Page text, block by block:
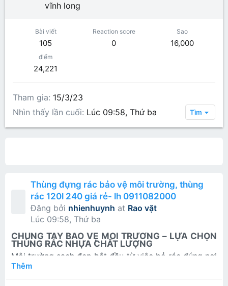
vĩnh long
Bài viết
105
Reaction score
0
Sao
16,000
điểm
24,221
Tham gia 15/3/23
Nhìn thấy lần cuối Lúc 09:58, Thứ ba Tìm
Thùng đựng rác bảo vệ môi trường, thùng
rác 120l 240 giá rẻ- lh 0911082000
Đăng bởi nhienhuynh at Rao vặt
Lúc 09:58, Thứ ba
CHUNG TAY BẢO VỆ MÔI TRƯỜNG – LỰA CHỌN
THÙNG RÁC NHỰA CHẤT LƯỢNG​
Môi trường sạch đẹp bắt đầu từ việc bỏ rác đúng nơi
quy định. Việc sử dụng
chỉ giúp thu gom rác hiệu quả mà còn góp phần xây
dựng cảnh quan xanh – sạch – đẹp cho gia đình,
Thêm